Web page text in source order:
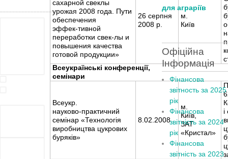
сахарной свеклы
урожая 2008 года. Пути
обеспечения
эффек-тивной
переработки свек-лы и
повышения качества
готовой продукции»
26 серпня
2008 р.
м.
Київ
Всеукраїнські конференції,
семінари
Всеукр.
науково-практичний
семінар «Технологія
виробництва цукрових
буряків»
8.02.2008
м.
Київ,
ЗАТ
«Кристал»
_________________________
для аграріїв
Офіційна
Інформація
Фінансова
звітность за 2025
рік
Фінансова
звітність за 2024
рік
Фінансова
звітність за 2023